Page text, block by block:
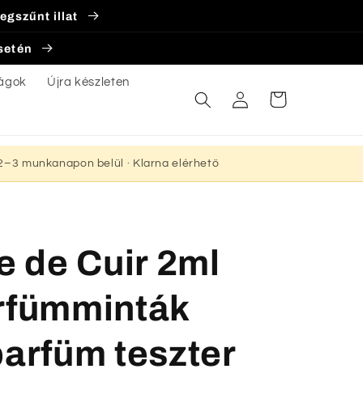
illat
Újra készleten
Bejelentkezés
Kosár
munkanapon belül · Klarna elérhető
de Cuir 2ml
teszter